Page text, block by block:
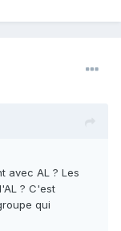
avec AL ? Les
? C'est
qui